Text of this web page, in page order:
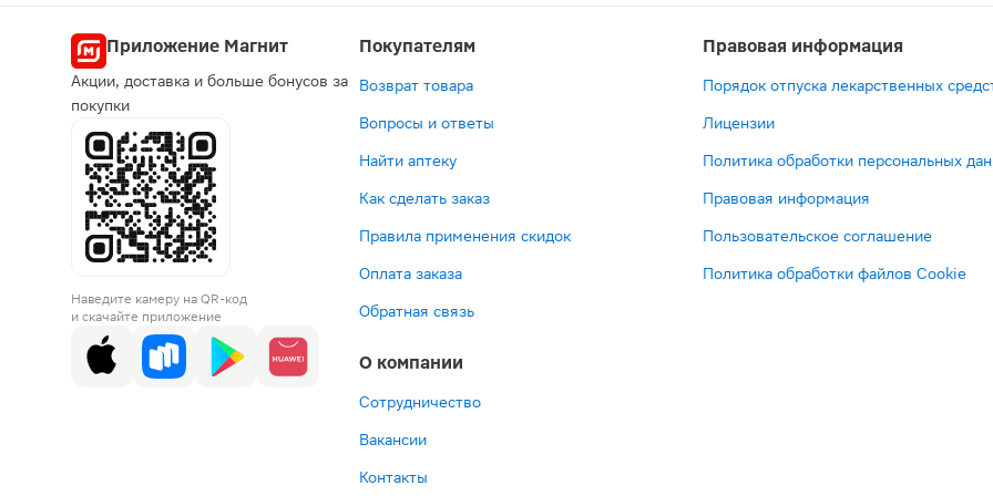
Приложение Магнит
Акции, доставка и больше бонусов за
покупки
Наведите камеру на QR-код
и скачайте приложение
Покупателям
Возврат товара
Вопросы и ответы
Найти аптеку
Как сделать заказ
Правила применения скидок
Оплата заказа
Обратная связь
О компании
Сотрудничество
Вакансии
Контакты
Правовая информация
Порядок отпуска лекарственных
Лицензии
Политика обработки персональных
Правовая информация
Пользовательское соглашение
Политика обработки файлов Cookie